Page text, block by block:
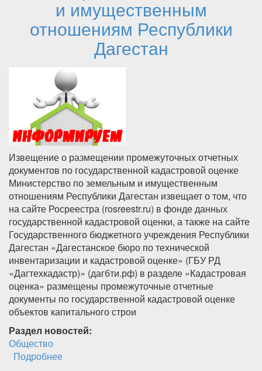
и имущественным
отношениям Республики
Дагестан
Извещение о размещении промежуточных отчетных
документов по государственной кадастровой оценке
Министерство по земельным и имущественным
отношениям Республики Дагестан извещает о том, что
на сайте Росреестра (rosreestr.ru) в фонде данных
государственной кадастровой оценки, а также на сайте
Государственного бюджетного учреждения Республики
Дагестан «Дагестанское бюро по технической
инвентаризации и кадастровой оценке» (ГБУ РД
«Дагтехкадастр)» (дагбти.рф) в разделе «Кадастровая
оценка» размещены промежуточные отчетные
документы по государственной кадастровой оценке
объектов капитального строи
Раздел новостей:
Общество
Подробнее